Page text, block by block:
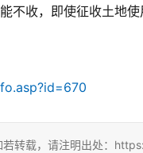
不收，即使征收土地
若转载，请注明出处：